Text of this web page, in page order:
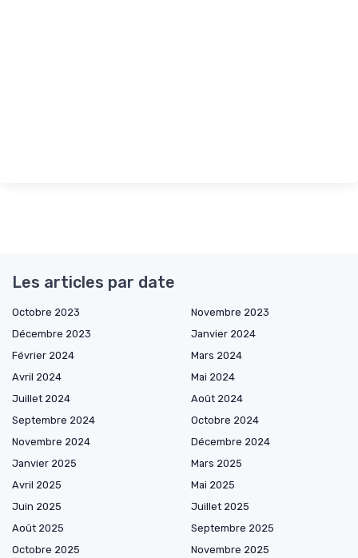
Les articles par date
Octobre 2023
Novembre 2023
Décembre 2023
Janvier 2024
Février 2024
Mars 2024
Avril 2024
Mai 2024
Juillet 2024
Août 2024
Septembre 2024
Octobre 2024
Novembre 2024
Décembre 2024
Janvier 2025
Mars 2025
Avril 2025
Mai 2025
Juin 2025
Juillet 2025
Août 2025
Septembre 2025
Octobre 2025
Novembre 2025